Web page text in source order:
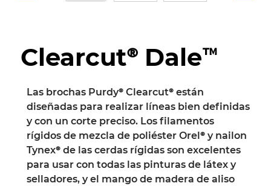
Clearcut® Dale™
Las brochas Purdy® Clearcut® están
diseñadas para realizar líneas bien definidas
y con un corte preciso. Los filamentos
rígidos de mezcla de poliéster Orel® y nailon
Tynex® de las cerdas rígidas son excelentes
para usar con todas las pinturas de látex y
selladores, y el mango de madera de aliso